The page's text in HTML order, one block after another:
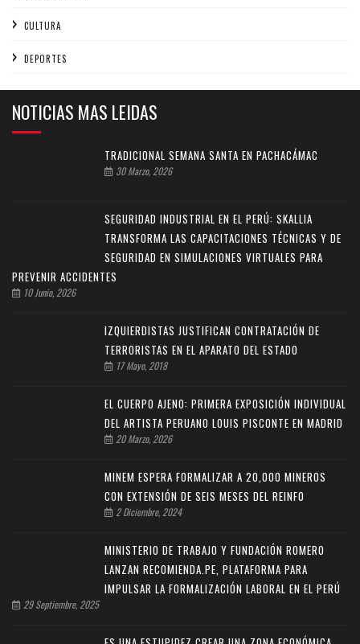
CULTURA
DEPORTES
NOTICIAS MAS LEIDAS
TRADICIONAL SEMANA SANTA EN PACHACÁMAC
30 Marzo, 2026
SEGURIDAD INDUSTRIAL EN EL PERÚ: SKALLIA
TRANSFORMA LAS CAPACITACIONES TÉCNICAS Y DE
SEGURIDAD EN SIMULACIONES VIRTUALES PARA
PREVENIR ACCIDENTES
10 Junio, 2026
IZQUIERDISTAS JUSTIFICAN CONTRATACIÓN DE
TERRORISTAS EN EL APARATO DEL ESTADO
17 Mayo, 2018
EL CUERPO AJENO: PRIMERA EXPOSICIÓN INDIVIDUAL
DEL ARTISTA PERUANO LOUIS PISCONTE EN MADRID
20 Marzo, 2026
MINEM ESPERA FORMALIZAR A 20,000 MINEROS
CON EXTENSIÓN DE SEIS MESES DEL REINFO
2 Diciembre, 2024
MINISTERIO DE TRABAJO Y FUNDACIÓN ROMERO
LANZAN RECOMIENDA.PE, PLATAFORMA PARA
IMPULSAR LA FORMALIZACIÓN LABORAL EN EL PERÚ
29 Septiembre, 2025